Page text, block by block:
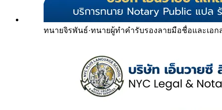
ทนายจิรพันธ์·ทนายผู้ทำคำรับรองลายมือชื่อและเอก